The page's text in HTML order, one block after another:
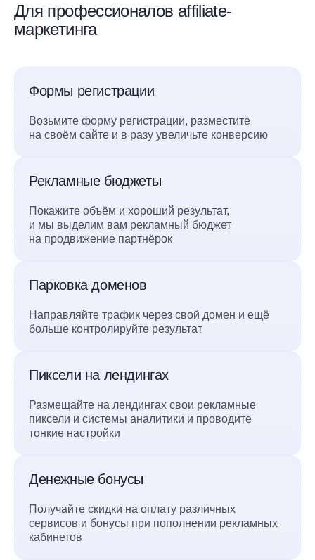
Для профессионалов affiliate-
маркетинга
Формы регистрации
Возьмите форму регистрации, разместите
на своём сайте и в разу увеличьте конверсию
Рекламные бюджеты
Покажите объём и хороший результат,
и мы выделим вам рекламный бюджет
на продвижение партнёрок
Парковка доменов
Направляйте трафик через свой домен и ещё
больше контролируйте результат
Пиксели на лендингах
Размещайте на лендингах свои рекламные
пиксели и системы аналитики и проводите
тонкие настройки
Денежные бонусы
Получайте скидки на оплату различных
сервисов и бонусы при пополнении рекламных
кабинетов